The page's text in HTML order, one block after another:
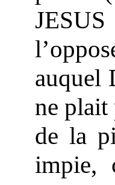
auquel
ne plait
de la
impie,